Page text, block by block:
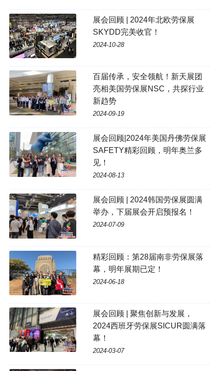
展会回顾 | 2024年北欧劳保展
SKYDD完美收官！
2024-10-28
百届传承，安全领航！新天展团
亮相美国劳保展NSC，共探行业
新趋势
2024-09-19
展会回顾|2024年美国丹佛劳保展
SAFETY精彩回顾，明年奥兰多
见！
2024-08-13
展会回顾 | 2024韩国劳保展圆满
举办，下届展会开启预报名！
2024-07-09
精彩回顾：第28届南非劳保展落
幕，明年展期已定！
2024-06-18
展会回顾 | 聚焦创新与发展，
2024西班牙劳保展SICUR圆满落
幕！
2024-03-07